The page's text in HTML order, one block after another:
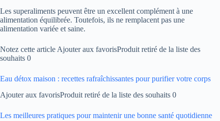
Les superaliments peuvent être un excellent complément à une
alimentation équilibrée. Toutefois, ils ne remplacent pas une
alimentation variée et saine.
Notez cette article Ajouter aux favorisProduit retiré de la liste des
souhaits 0
Eau détox maison : recettes rafraîchissantes pour purifier votre corps
Ajouter aux favorisProduit retiré de la liste des souhaits 0
Les meilleures pratiques pour maintenir une bonne santé quotidienne